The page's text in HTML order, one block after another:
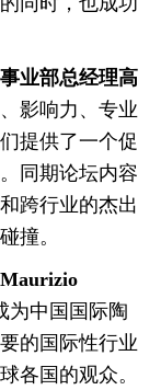
事业部总经理高
影响力、专业
提供了一个促
同期论坛内容
跨行业的杰出
撞。
为中国国际陶
的国际性行业
各国的观众。